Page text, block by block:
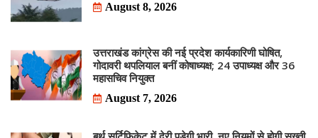
August 8, 2026
उत्तराखंड कांग्रेस की नई प्रदेश कार्यकारिणी घोषित,
गोदावरी थपलियाल बनीं कोषाध्यक्ष; 24 उपाध्यक्ष और 36
महासचिव नियुक्त
August 7, 2026